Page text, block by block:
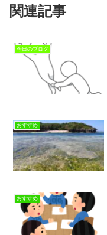
関連記事
今日のブログ
おすすめ
おすすめ